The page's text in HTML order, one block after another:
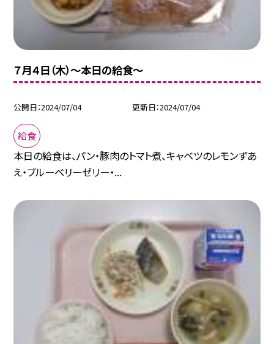
７月４日（木）〜本日の給食〜
公開日 2024/07/04 更新日 2024/07/04
給食
本日の給食は、パン・豚肉のトマト煮、キャベツのレモンずあ
え・ブルーベリーゼリー・...